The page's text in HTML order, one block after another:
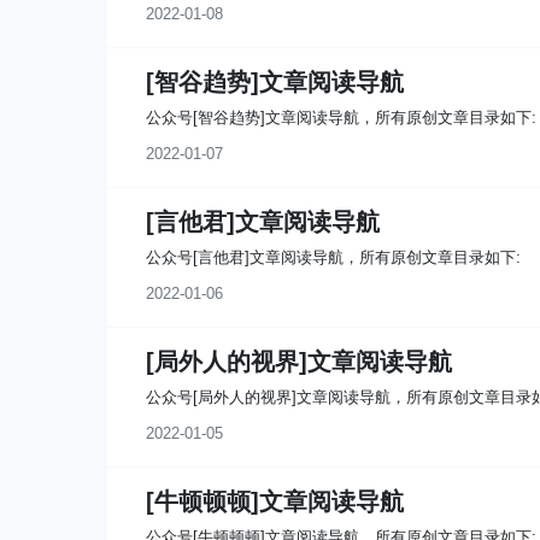
2022-01-08
[智谷趋势]文章阅读导航
公众号[智谷趋势]文章阅读导航，所有原创文章目录如下:
2022-01-07
[言他君]文章阅读导航
公众号[言他君]文章阅读导航，所有原创文章目录如下:
2022-01-06
[局外人的视界]文章阅读导航
公众号[局外人的视界]文章阅读导航，所有原创文章目录
2022-01-05
[牛顿顿顿]文章阅读导航